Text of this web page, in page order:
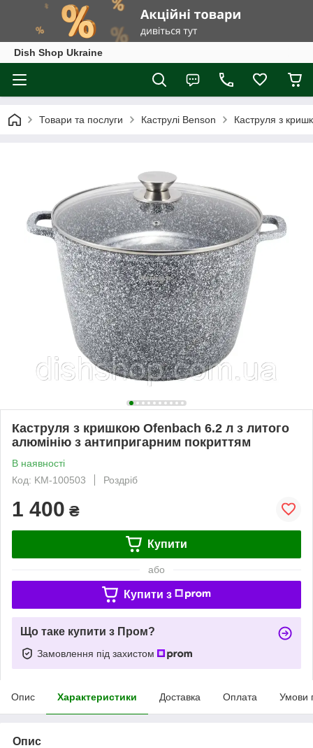
Dish Shop Ukraine
Товари та послуги Каструлі Benson Каструля з
Каструля з кришкою Ofenbach 6.2 л з литого
алюмінію з антипригарним покриттям
В наявності
Код: KM-100503
Роздріб
1 400 ₴
Купити
або
Купити з
Що таке купити з Пром?
Замовлення під захистом
Опис Характеристики Доставка Оплата Умови
Опис